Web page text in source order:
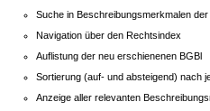
Suche in Beschreibungsmerkmalen
Navigation über den Rechtsindex
Auflistung der neu erschienenen BGBl
Sortierung (auf- und absteigend) nach
Anzeige aller relevanten